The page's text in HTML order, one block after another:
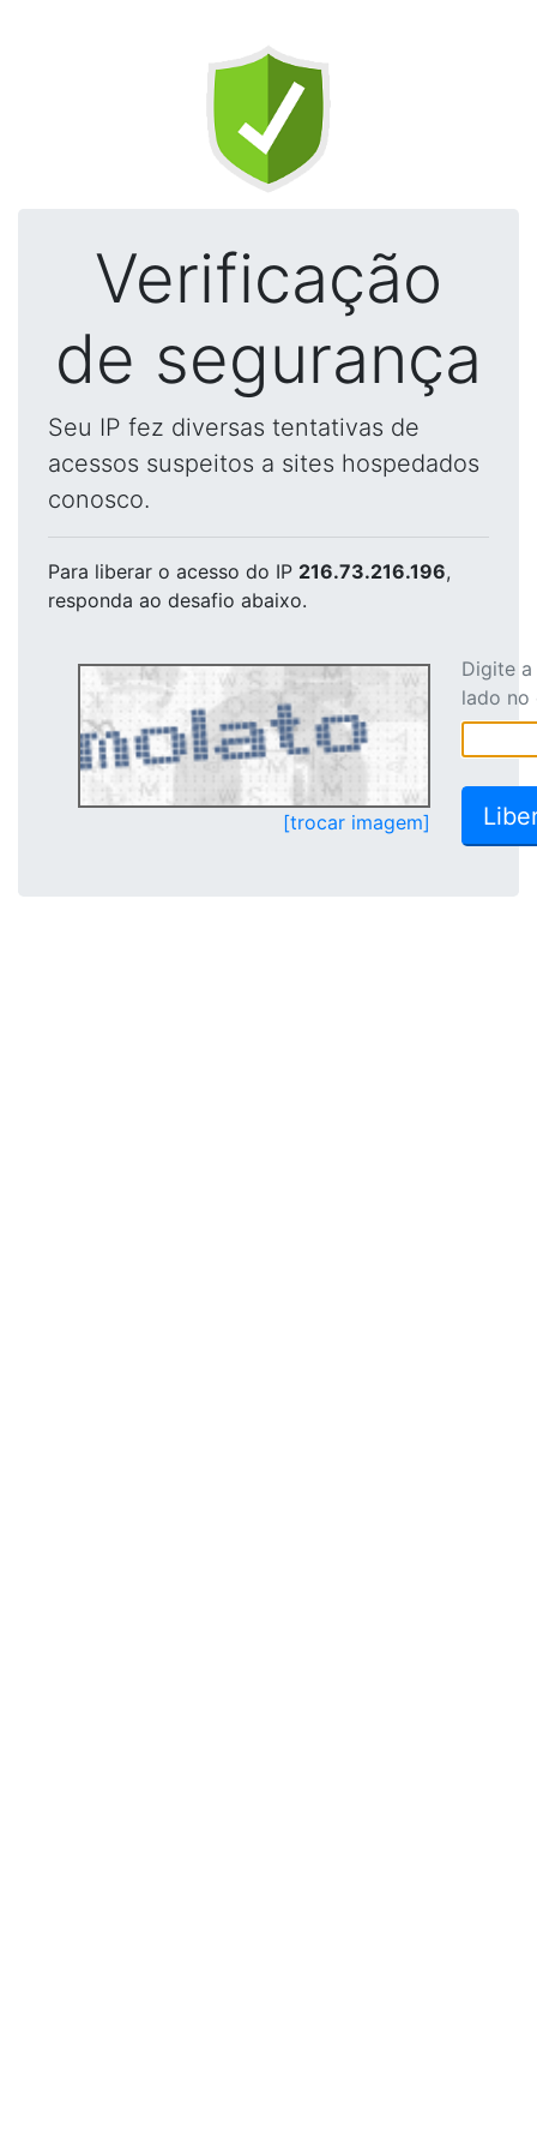
Verificação
de segurança
Seu IP fez diversas tentativas de
acessos suspeitos a sites hospedados
conosco.
Para liberar o acesso do IP 216.73.216.196,
responda ao desafio abaixo.
[trocar imagem]
Digite
lado no